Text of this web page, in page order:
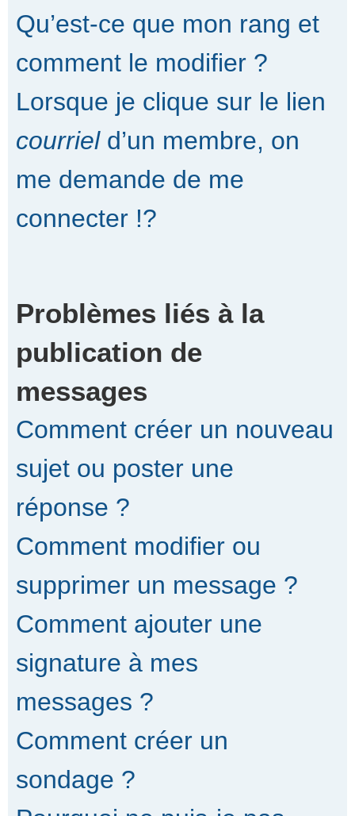
Qu’est-ce que mon rang et
comment le modifier ?
Lorsque je clique sur le lien
courrield’un membre, on
me demande de me
connecter !?
Problèmes liés à la
publication de
messages
Comment créer un nouveau
sujet ou poster une
réponse ?
Comment modifier ou
supprimer un message ?
Comment ajouter une
signature à mes
messages ?
Comment créer un
sondage ?